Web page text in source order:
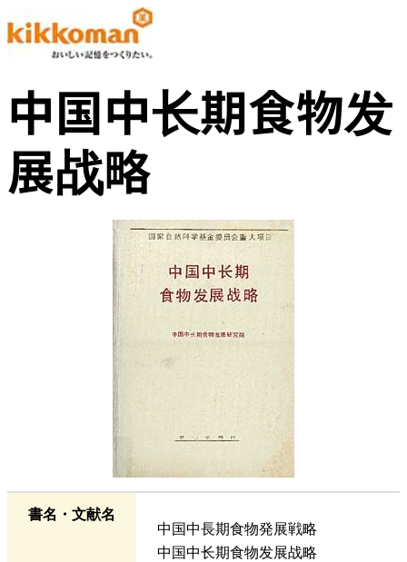
中国中长期食物发
展战略
書名・文献名
中国中長期食物発展戦略
中国中长期食物发展战略